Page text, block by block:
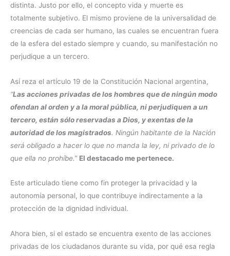
distinta. Justo por ello, el concepto vida y muerte es
totalmente subjetivo. El mismo proviene de la universalidad de
creencias de cada ser humano, las cuales se encuentran fuera
de la esfera del estado siempre y cuando, su manifestación no
perjudique a un tercero.
Así reza el artículo 19 de la Constitución Nacional argentina,
“Las acciones privadas de los hombres que de ningún modo
ofendan al orden y a la moral pública, ni perjudiquen a un
tercero, están sólo reservadas a Dios, y exentas de la
autoridad de los magistrados. Ningún habitante de la Nación
será obligado a hacer lo que no manda la ley, ni privado de lo
que ella no prohíbe.” El destacado me pertenece.
Este articulado tiene como fin proteger la privacidad y la
autonomía personal, lo que contribuye indirectamente a la
protección de la dignidad individual.
Ahora bien, si el estado se encuentra exento de las acciones
privadas de los ciudadanos durante su vida, por qué esa regla